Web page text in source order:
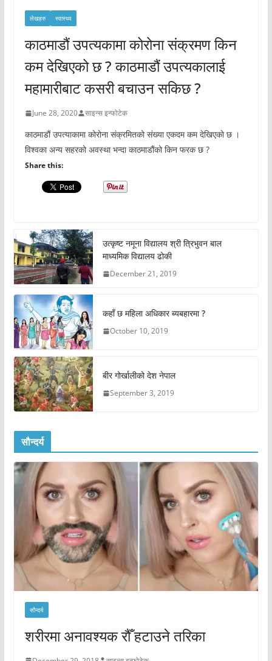
लेखहरु स्वास्थ्य
काठमाडौं उपत्यकामा कोरोना संक्रमण किन
कम देखिएको छ ? काठमाडौं उपत्यकालाई
महामारीबाट कसरी बचाउन सकिछ ?
June 28, 2020 साइन्स इन्फोटेक
काठमाडौं उपत्याकामा कोरोना संक्रमितको संख्या एकदम कम देखिएको छ ।
विश्वका अन्य सहरको अवस्था भन्दा काठमाडौंको किन फरक छ ?
Share this:
उत्कृष्ट नमूना विद्यालय श्री त्रिभुवन बाल
माध्यमिक विद्यालय ढोकी
December 21, 2019
कहाँ छ महिला अधिकार ब्यबहारमा ?
October 10, 2019
बीर गोर्खालीको देश नेपाल
September 3, 2019
सौन्दर्य
सौन्दर्य
शरीरमा अनावश्यक रौँ हटाउने तरिका